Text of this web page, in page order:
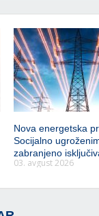
Nova energetska
Socijalno
zabranjeno
03. avgust 2026